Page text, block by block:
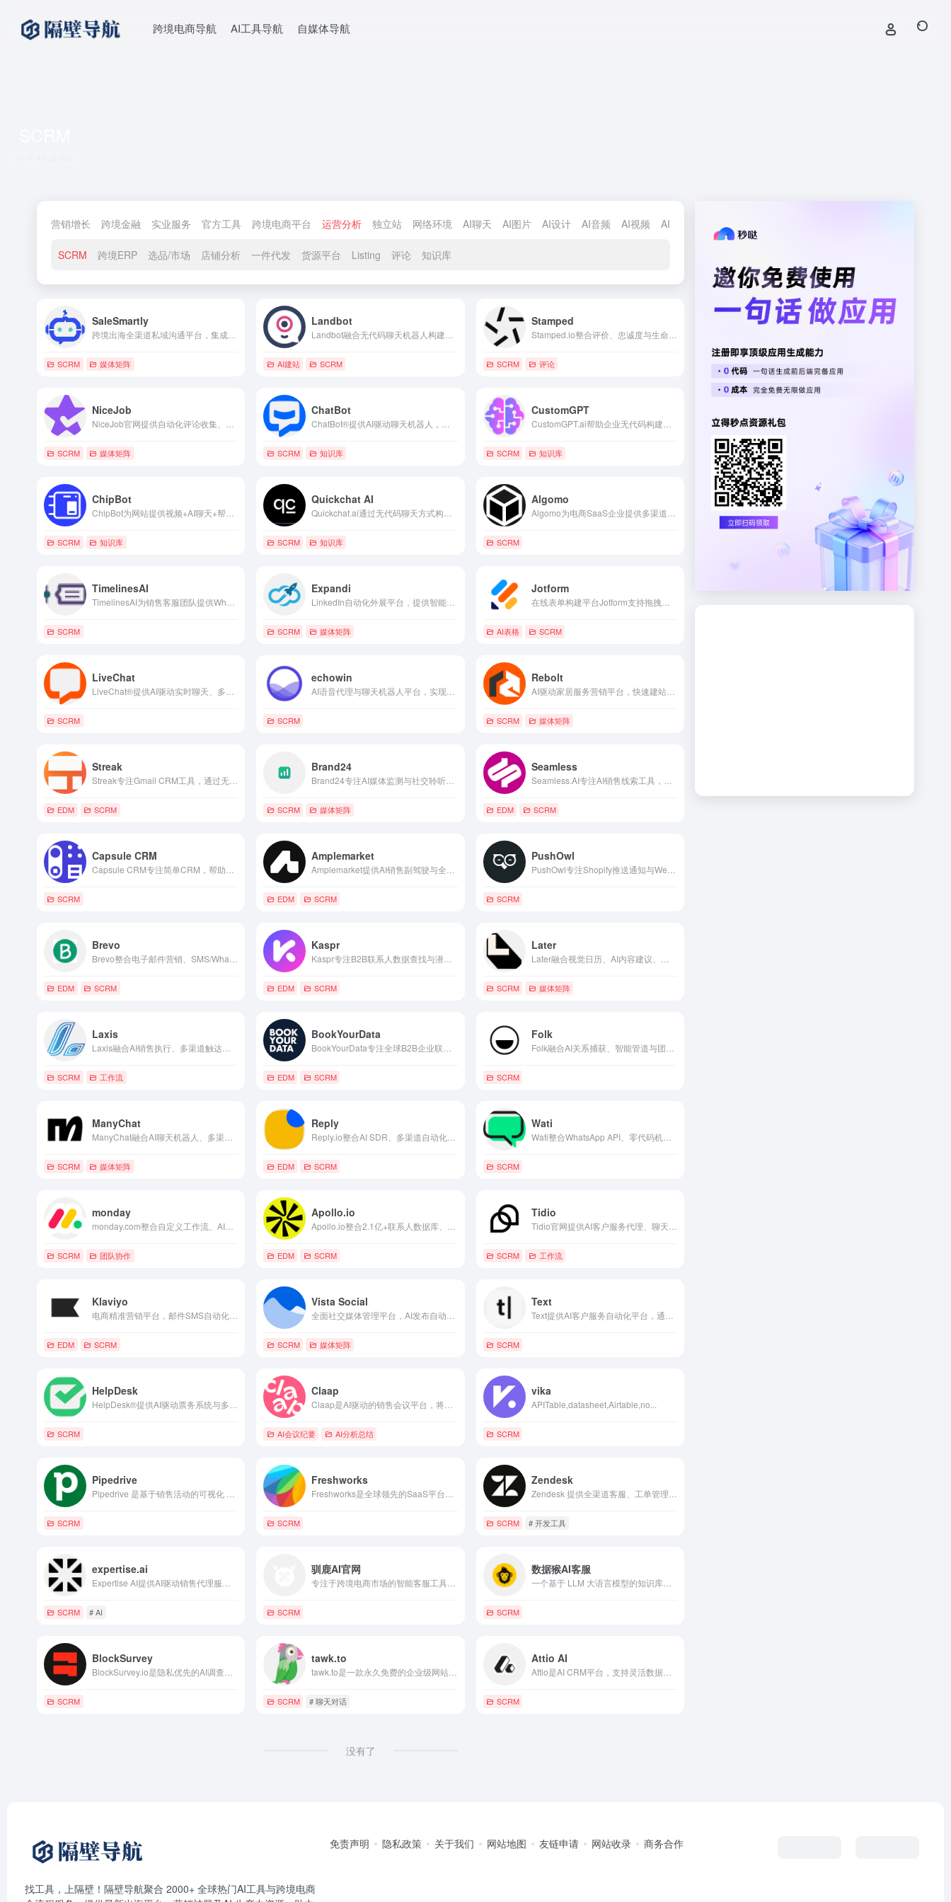
跨境电商导航 AI工具导航 自媒体导航
营销增长 跨境金融 实业服务 官方工具 跨境电商平台 运营分析 独立站 网络环境 AI聊天 AI图片 AI设计 AI音频 AI视频 AI办公 AI写作
SCRM 跨境ERP 选品/市场 店铺分析 一件代发 货源平台 Listing 评论 知识库
SaleSmartly
SCRM 媒体矩阵
Landbot
AI建站 SCRM
Stamped
SCRM 评论
NiceJob
SCRM 媒体矩阵
ChatBot
SCRM 知识库
CustomGPT
SCRM 知识库
ChipBot
SCRM 知识库
Quickchat AI
SCRM 知识库
Algomo
SCRM
TimelinesAI
SCRM
Expandi
SCRM 媒体矩阵
Jotform
AI表格 SCRM
LiveChat
SCRM
echowin
SCRM
Rebolt
AI驱动家居服务营销平台，快速建站社交优化报价调度一站式增长。
SCRM 媒体矩阵
Streak
EDM SCRM
Brand24
SCRM 媒体矩阵
Seamless
EDM SCRM
Capsule CRM
SCRM
Amplemarket
EDM SCRM
PushOwl
SCRM
Brevo
EDM SCRM
Kaspr
EDM SCRM
Later
SCRM 媒体矩阵
Laxis
SCRM 工作流
BookYourData
EDM SCRM
Folk
SCRM
ManyChat
SCRM 媒体矩阵
Reply
EDM SCRM
Wati
Wati整合WhatsApp API、零代码机器人与多渠道管理，成为电商与品牌首选的WhatsApp客服营销自动化平台。
SCRM
monday
SCRM 团队协作
Apollo.io
EDM SCRM
Tidio
SCRM 工作流
Klaviyo
EDM SCRM
Vista Social
SCRM 媒体矩阵
Text
SCRM
HelpDesk
SCRM
Claap
AI会议纪要 AI分析总结
vika
APITable,datasheet,Airtable,no...
SCRM
Pipedrive
SCRM
Freshworks
SCRM
Zendesk
SCRM # 开发工具
expertise.ai
SCRM # AI
驯鹿AI官网
SCRM
数据猴AI客服
一个基于 LLM 大语言模型的知识库的集成客服系统，提供开箱即用的智能客服解决方案。
SCRM
BlockSurvey
SCRM
tawk.to
SCRM # 聊天对话
Attio AI
Attio是AI CRM平台，支持灵活数据模型和自动化工作流。
SCRM
没有了
找工具，上隔壁！隔壁导航聚合 2000+ 全球热门AI工具与跨境电商
免责声明 隐私政策 关于我们 网站地图 友链申请 网站收录 商务合作